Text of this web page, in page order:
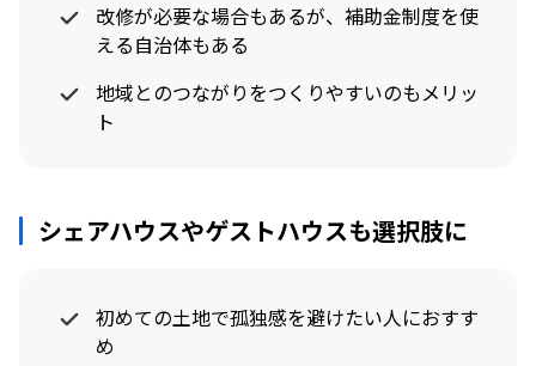
改修が必要な場合もあるが、補助金制度を使
える自治体もある
地域とのつながりをつくりやすいのもメリッ
ト
シェアハウスやゲストハウスも選択肢に
初めての土地で孤独感を避けたい人におすす
め